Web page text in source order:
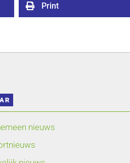
 Print
nieuws